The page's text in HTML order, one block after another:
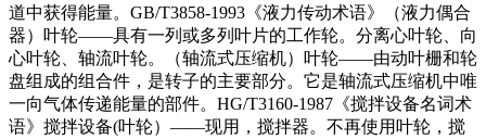
道中获得能量。GB/T3858-1993《液力传动术语》（液力偶合
器）叶轮——具有一列或多列叶片的工作轮。分离心叶轮、向
心叶轮、轴流叶轮。（轴流式压缩机）叶轮——由动叶栅和轮
盘组成的组合件，是转子的主要部分。它是轴流式压缩机中唯
一向气体传递能量的部件。HG/T3160-1987《搅拌设备名词术
语》搅拌设备(叶轮）——现用，搅拌器。不再使用叶轮，搅